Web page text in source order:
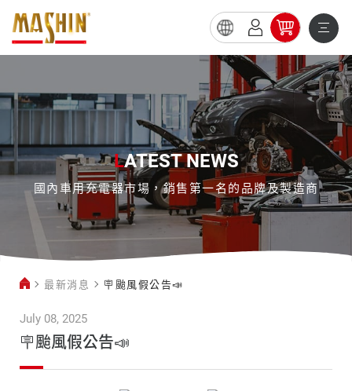
🪧
風
公
告
LATEST NEWS
國內車用充電器市場，銷售第一名的品牌及製造商
最新消息 🪧颱風假公告📣
July 08, 2025
🪧颱風假公告📣